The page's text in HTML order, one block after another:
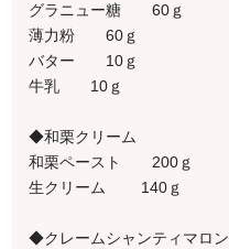
グラニュー糖 60ｇ
薄力粉 60ｇ
バター 10ｇ
牛乳 10ｇ
◆和栗クリーム
和栗ペースト 200ｇ
生クリーム 140ｇ
◆クレームシャンティマロン